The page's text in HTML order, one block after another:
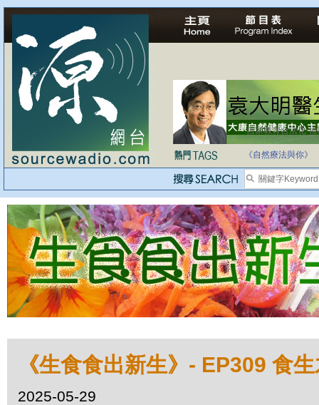
自家教育合法化-
《自然療法與你》
《生食食出新生》- EP309 食
2025-05-29